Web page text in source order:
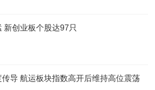
新创业板个股达97只
导 航运板块指数高开后维持高位震荡